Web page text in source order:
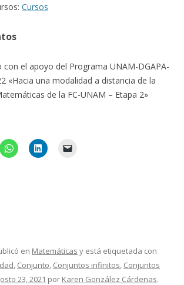
Cursos
con el apoyo del Programa UNAM-DGAPA-
«Hacia una modalidad a distancia de la
de la FC-UNAM – Etapa 2»
en Matemáticas y está etiquetada con
Conjunto Conjuntos infinitos Conjuntos
23, 2021 por Karen González Cárdenas.